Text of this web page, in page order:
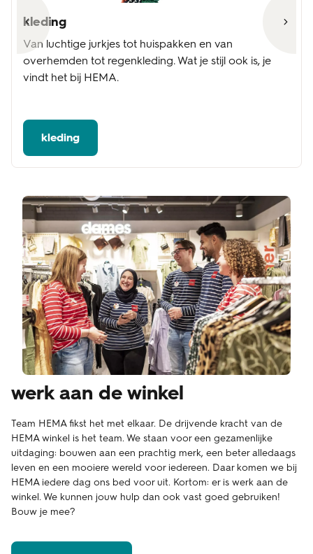
kleding
Van luchtige jurkjes tot huispakken en van
overhemden tot regenkleding. Wat je stijl ook is, je
vindt het bij HEMA.
kleding
werk aan de winkel
Team HEMA fikst het met elkaar. De drijvende kracht van de
HEMA winkel is het team. We staan voor een gezamenlijke
uitdaging: bouwen aan een prachtig merk, een beter alledaags
leven en een mooiere wereld voor iedereen. Daar komen we bij
HEMA iedere dag ons bed voor uit. Kortom: er is werk aan de
winkel. We kunnen jouw hulp dan ook vast goed gebruiken!
Bouw je mee?